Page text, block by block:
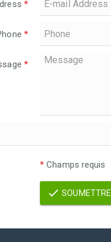
*
*
*
* Champs requis
SOUMETTRE